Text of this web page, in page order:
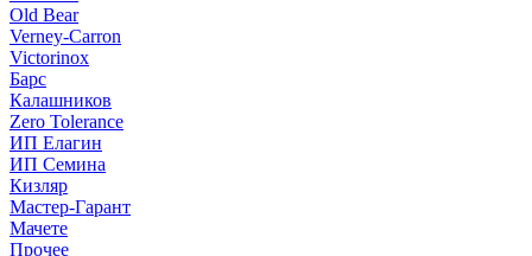
Old Bear
Verney-Carron
Victorinox
Барс
Калашников
Zero Tolerance
ИП Елагин
ИП Семина
Кизляр
Мастер-Гарант
Мачете
Прочее